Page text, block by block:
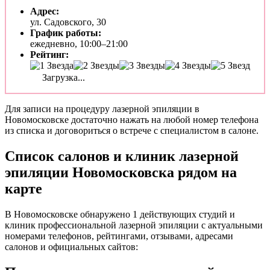
Адрес:
ул. Садовского, 30
График работы:
ежедневно, 10:00–21:00
Рейтинг:
Загрузка...
Для записи на процедуру лазерной эпиляции в
Новомосковске достаточно нажать на любой номер телефона
из списка и договориться о встрече с специалистом в салоне.
Список салонов и клиник лазерной
эпиляции Новомосковска рядом на
карте
В Новомосковске обнаружено 1 действующих студий и
клиник профессиональной лазерной эпиляции с актуальными
номерами телефонов, рейтингами, отзывами, адресами
салонов и официальных сайтов: